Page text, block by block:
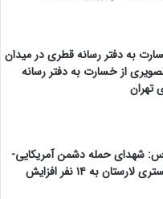
به دفتر رسانه قطری در میدان
از خسارت به دفتر رسانه
تهران
شهدای حمله دشمن آمریکایی-
صهیونیستی به دادگستری لارستان به ۱۴ نفر افزایش